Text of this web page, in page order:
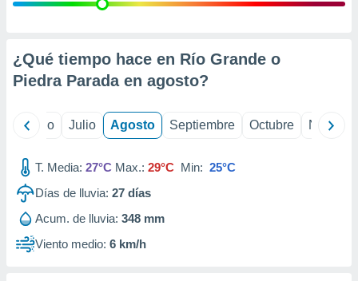
e
mediante
publicidad
de
1199
¿Qué tiempo hace en Río Grande o
Piedra Parada en agosto?
Junio Julio Agosto Septiembre Octubre
T. Media: 27°C Max.: 29°C Min: 25°C
Días de lluvia: 27 días
Acum. de lluvia: 348 mm
Viento medio: 6 km/h